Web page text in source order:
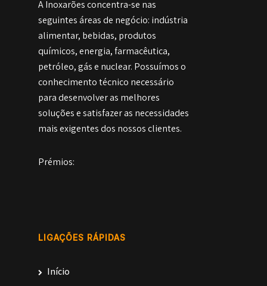
A Inoxarões concentra-se nas
seguintes áreas de negócio: indústria
alimentar, bebidas, produtos
químicos, energia, farmacêutica,
petróleo, gás e nuclear. Possuímos o
conhecimento técnico necessário
para desenvolver as melhores
soluções e satisfazer as necessidades
mais exigentes dos nossos clientes.
Prémios:
LIGAÇÕES RÁPIDAS
Início